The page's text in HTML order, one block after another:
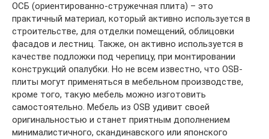
ОСБ (ориентированно-стружечная плита) – это
практичный материал, который активно используется в
строительстве, для отделки помещений, облицовки
фасадов и лестниц. Также, он активно используется в
качестве подложки под черепицу, при монтировании
конструкций опалубки. Но не всем известно, что OSB-
плиты могут применяться в мебельном производстве,
кроме того, такую мебель можно изготовить
самостоятельно. Мебель из OSB удивит своей
оригинальностью и станет приятным дополнением
минималистичного, скандинавского или японского